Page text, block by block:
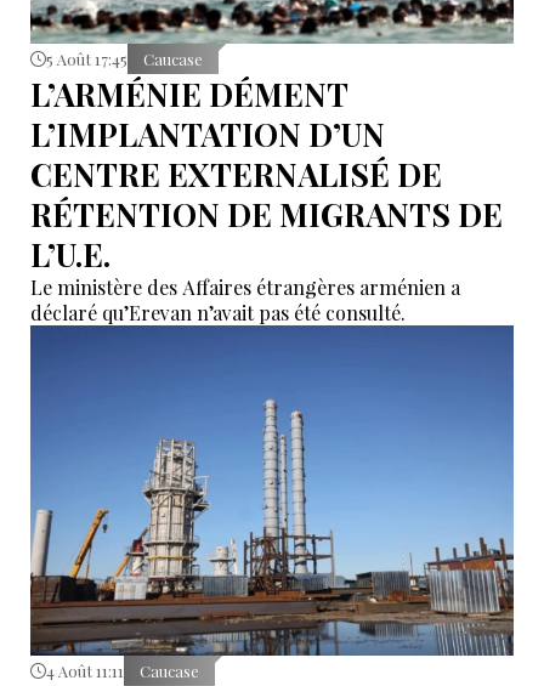
5 Août 17:45 Caucase
L’ARMÉNIE DÉMENT
L’IMPLANTATION D’UN
CENTRE EXTERNALISÉ DE
RÉTENTION DE MIGRANTS DE
L’U.E.
Le ministère des Affaires étrangères arménien a
déclaré qu’Erevan n’avait pas été consulté.
4 Août 11:11 Caucase